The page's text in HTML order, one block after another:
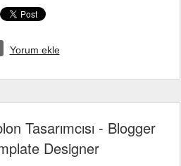
Yorum ekle
Tasarımcısı - Blogger
Designer